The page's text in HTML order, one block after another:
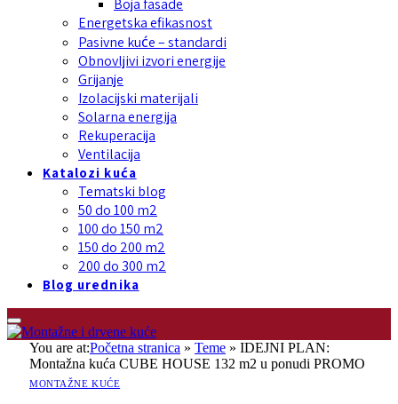
Boja fasade
Energetska efikasnost
Pasivne kuće – standardi
Obnovljivi izvori energije
Grijanje
Izolacijski materijali
Solarna energija
Rekuperacija
Ventilacija
Katalozi kuća
Tematski blog
50 do 100 m2
100 do 150 m2
150 do 200 m2
200 do 300 m2
Blog urednika
You are at:Početna stranica » Teme » IDEJNI PLAN:
Montažna kuća CUBE HOUSE 132 m2 u ponudi PROMO
MONTAŽNE KUĆE